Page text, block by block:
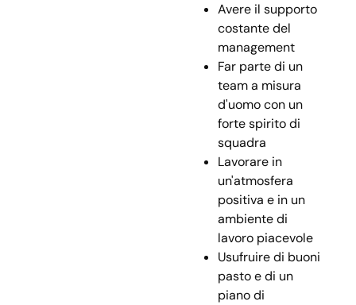
Avere il supporto
costante del
management
Far parte di un
team a misura
d'uomo con un
forte spirito di
squadra
Lavorare in
un'atmosfera
positiva e in un
ambiente di
lavoro piacevole
Usufruire di buoni
pasto e di un
piano di